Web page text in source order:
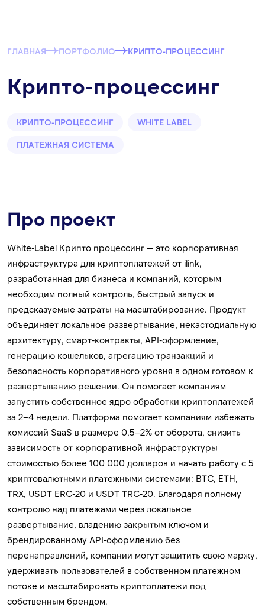
ГЛАВНАЯ ПОРТФОЛИО КРИПТО-ПРОЦЕССИНГ
Крипто-процессинг
КРИПТО-ПРОЦЕССИНГ WHITE LABEL
ПЛАТЕЖНАЯ СИСТЕМА
Про проект
White-Label Крипто процессинг — это корпоративная
инфраструктура для криптоплатежей от ilink,
разработанная для бизнеса и компаний, которым
необходим полный контроль, быстрый запуск и
предсказуемые затраты на масштабирование. Продукт
объединяет локальное развертывание, некастодиальную
архитектуру, смарт-контракты, API-оформление,
генерацию кошельков, агрегацию транзакций и
безопасность корпоративного уровня в одном готовом к
развертыванию решении. Он помогает компаниям
запустить собственное ядро ​​обработки криптоплатежей
за 2–4 недели. Платформа помогает компаниям избежать
комиссий SaaS в размере 0,5–2% от оборота, снизить
зависимость от корпоративной инфраструктуры
стоимостью более 100 000 долларов и начать работу с 5
криптовалютными платежными системами: BTC, ETH,
TRX, USDT ERC-20 и USDT TRC-20. Благодаря полному
контролю над платежами через локальное
развертывание, владению закрытым ключом и
брендированному API-оформлению без
перенаправлений, компании могут защитить свою маржу,
удерживать пользователей в собственном платежном
потоке и масштабировать криптоплатежи под
собственным брендом.